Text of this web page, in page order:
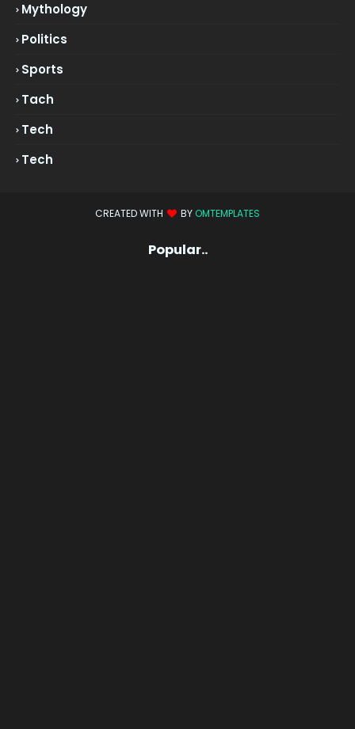
Mythology
Politics
Sports
Tach
Tech
Tech
CREATED WITH BY OMTEMPLATES
Popular..